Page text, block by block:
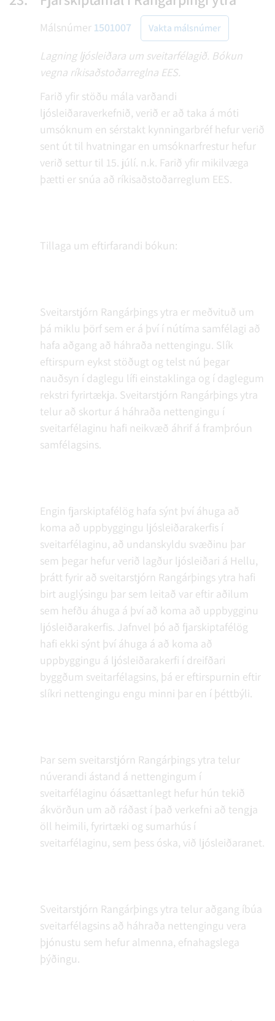
Málsnúmer 1501007 Vakta málsnúmer
Lagning ljósleiðara um sveitarfélagið. Bókun
vegna ríkisaðstoðarreglna EES.
Farið yfir stöðu mála varðandi
ljósleiðaraverkefnið, verið er að taka á móti
umsóknum en sérstakt kynningarbréf hefur verið
sent út til hvatningar en umsóknarfrestur hefur
verið settur til 15. júlí. n.k. Farið yfir mikilvæga
þætti er snúa að ríkisaðstoðarreglum EES.
Tillaga um eftirfarandi bókun:
Sveitarstjórn Rangárþings ytra er meðvituð um
þá miklu þörf sem er á því í nútíma samfélagi að
hafa aðgang að háhraða nettengingu. Slík
eftirspurn eykst stöðugt og telst nú þegar
nauðsyn í daglegu lífi einstaklinga og í daglegum
rekstri fyrirtækja. Sveitarstjórn Rangárþings ytra
telur að skortur á háhraða nettengingu í
sveitarfélaginu hafi neikvæð áhrif á framþróun
samfélagsins.
Engin fjarskiptafélög hafa sýnt því áhuga að
koma að uppbyggingu ljósleiðarakerfis í
sveitarfélaginu, að undanskyldu svæðinu þar
sem þegar hefur verið lagður ljósleiðari á Hellu,
þrátt fyrir að sveitarstjórn Rangárþings ytra hafi
birt auglýsingu þar sem leitað var eftir aðilum
sem hefðu áhuga á því að koma að uppbygginu
ljósleiðarakerfis. Jafnvel þó að fjarskiptafélög
hafi ekki sýnt því áhuga á að koma að
uppbyggingu á ljósleiðarakerfi í dreifðari
byggðum sveitarfélagsins, þá er eftirspurnin eftir
slíkri nettengingu engu minni þar en í þéttbýli.
Þar sem sveitarstjórn Rangárþings ytra telur
núverandi ástand á nettengingum í
sveitarfélaginu óásættanlegt hefur hún tekið
ákvörðun um að ráðast í það verkefni að tengja
öll heimili, fyrirtæki og sumarhús í
sveitarfélaginu, sem þess óska, við ljósleiðaranet.
Sveitarstjórn Rangárþings ytra telur aðgang íbúa
sveitarfélagsins að háhraða nettengingu vera
þjónustu sem hefur almenna, efnahagslega
þýðingu.